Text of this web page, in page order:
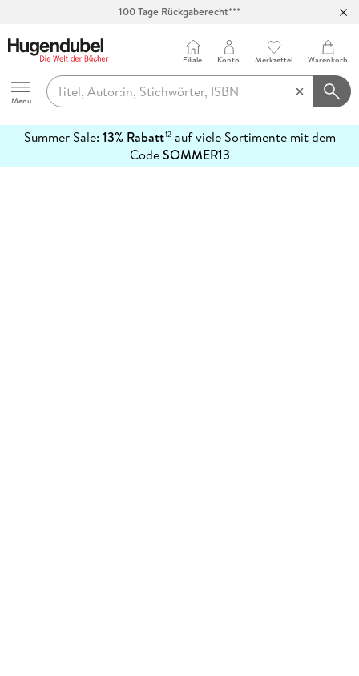
100 Tage Rückgaberecht***
Hugendubel
Menu
Filiale Konto Merkzettel Warenkorb
Summer Sale: 13% Rabatt12auf viele Sortimente mit dem
CodeSOMMER13
erfahren